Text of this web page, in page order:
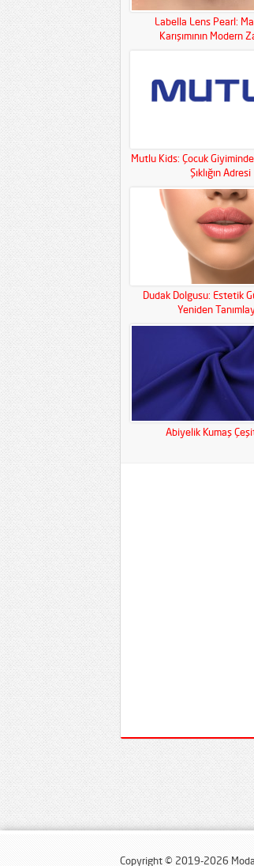
Labella Lens Pearl:
Karışımının Modern
Mutlu Kids: Çocuk
Şıklığın Adresi
Dudak Dolgusu: Estetik
Yeniden
Abiyelik Kumaş
Copyright © 2019-2026